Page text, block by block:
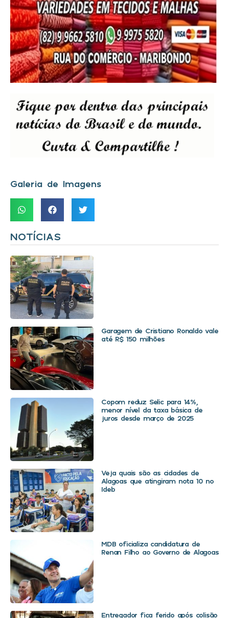
Galeria de Imagens
NOTÍCIAS
Garagem de Cristiano Ronaldo vale
até R$ 150 milhões
Copom reduz Selic para 14%,
menor nível da taxa básica de
juros desde março de 2025
Veja quais são as cidades de
Alagoas que atingiram nota 10 no
Ideb
MDB oficializa candidatura de
Renan Filho ao Governo de Alagoas
Entregador fica ferido após colisão